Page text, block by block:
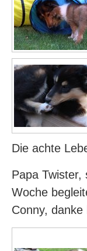
Die achte
Papa Twister,
Woche
Conny,